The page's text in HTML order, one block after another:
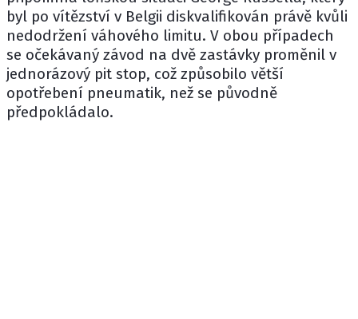
byl po vítězství v Belgii diskvalifikován právě kvůli
nedodržení váhového limitu. V obou případech
se očekávaný závod na dvě zastávky proměnil v
jednorázový pit stop, což způsobilo větší
opotřebení pneumatik, než se původně
předpokládalo.